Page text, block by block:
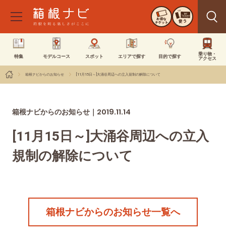
お得な
チケット 使う
特集 モデルコース スポット エリアで探す 目的で探す
乗り物・
アクセス
箱根ナビからのお知らせ [11月15日～]大涌谷周辺への立入規制の解除について
箱根ナビからのお知らせ｜ 2019.11.14
[11月15日～]大涌谷周辺への立入
規制の解除について
箱根ナビからのお知らせ一覧へ